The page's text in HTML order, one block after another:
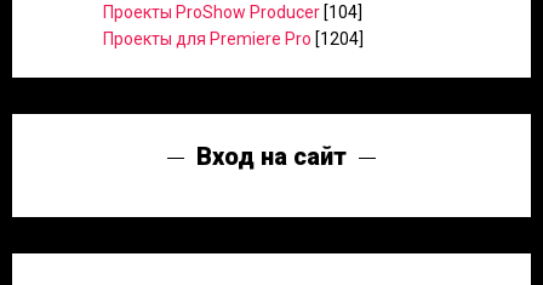
Проекты ProShow Producer [104]
Проекты для Premiere Pro [1204]
Вход на сайт